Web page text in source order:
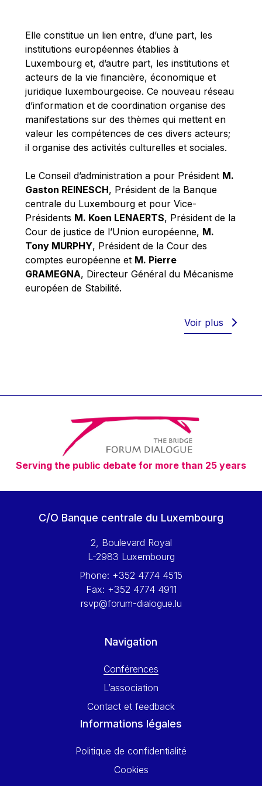
Michael Sohlman
Michel Goedert
Mireille Delmas-Marty
Nobuo Tanaka
Otmar Issing
Paolo Mengozzi
Paschal Donohoe
Pat Cox
Patrizia Nanz
Philippe Maystadt
Pierre Gramegna
Richard Pelly
Robert Goebbels
Robert REYNDERS
Timothy Radcliffe
Vaclav Klaus
Vassilios Skouris
Vítor Manuel da Silva Caldeira
Viviane Reding
Walter Hagg
Wolfgang Ketterle
Yossi Beillin
Yves FRANCHET
Elle constitue un lien entre, d’une part, les
institutions européennes établies à
Luxembourg et, d’autre part, les institutions et
acteurs de la vie financière, économique et
juridique luxembourgeoise. Ce nouveau réseau
d’information et de coordination organise des
manifestations sur des thèmes qui mettent en
valeur les compétences de ces divers acteurs;
il organise des activités culturelles et sociales.
Le Conseil d’administration a pour Président M.
Gaston REINESCH, Président de la Banque
centrale du Luxembourg et pour Vice-
Présidents M. Koen LENAERTS, Président de la
Cour de justice de l’Union européenne, M.
Tony MURPHY, Président de la Cour des
comptes européenne et M. Pierre
GRAMEGNA, Directeur Général du Mécanisme
européen de Stabilité.
Voir plus
Serving the public debate for more than 25 years
C/O Banque centrale du Luxembourg
2, Boulevard Royal
L-2983 Luxembourg
Phone: +352 4774 4515
Fax: +352 4774 4911
rsvp@forum-dialogue.lu
Navigation
Conférences
L’association
Contact et feedback
Informations légales
Politique de confidentialité
Cookies